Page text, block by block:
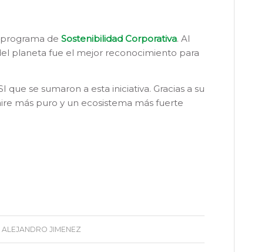
de Sostenibilidad Corporativa. Al
planeta fue el mejor reconocimiento para
se sumaron a esta iniciativa. Gracias a su
más puro y un ecosistema más fuerte
ALEJANDRO JIMENEZ